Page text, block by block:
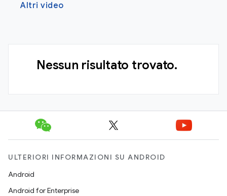
Altri video
Nessun risultato trovato.
ULTERIORI INFORMAZIONI SU ANDROID
Android
Android for Enterprise